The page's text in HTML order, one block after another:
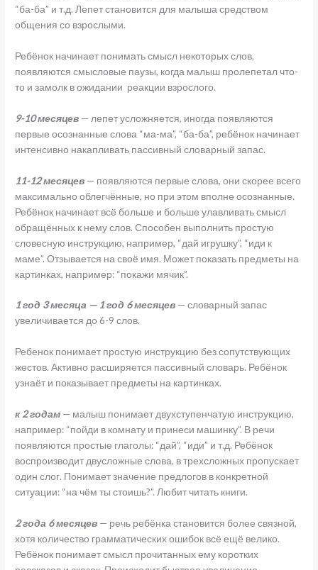
“ба-ба” и т.д. Лепет становится для малыша средством
общения со взрослыми.
Ребёнок начинает понимать смысл некоторых слов,
появляются смысловые паузы, когда малыш пролепетал что-
то и замолк в ожидании реакции взрослого.
9-10 месяцев — лепет усложняется, иногда появляются
первые осознанные слова “ма-ма”, “ба-ба”, ребёнок начинает
интенсивно накапливать пассивный словарный запас.
11-12 месяцев — появляются первые слова, они скорее всего
максимально облегчённые, но при этом вполне осознанные.
Ребёнок начинает всё больше и больше улавливать смысл
обращённых к нему слов. Способен выполнить простую
словесную инструкцию, например, “дай игрушку”, “иди к
маме”. Отзывается на своё имя. Может показать предметы на
картинках, например: “покажи мячик”.
1 год 3 месяца — 1 год 6 месяцев — словарный запас
увеличивается до 6-9 слов.
Ребенок понимает простую инструкцию без сопутствующих
жестов. Активно расширяется пассивный словарь. Ребёнок
узнаёт и показывает предметы на картинках.
к 2 годам — малыш понимает двухступенчатую инструкцию,
например: “пойди в комнату и принеси машинку”. В речи
появляются простые глаголы: “дай”, “иди” и т.д. Ребёнок
воспроизводит двусложные слова, в трехсложных пропускает
один слог. Понимает значение предлогов в конкретной
ситуации: “на чём ты стоишь?”. Любит читать книги.
2 года 6 месяцев — речь ребёнка становится более связной,
хотя количество грамматических ошибок всё ещё велико.
Ребёнок понимает смысл прочитанных ему коротких